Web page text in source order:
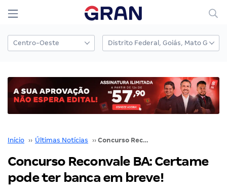
Início ›› Últimas Notícias ›› Concurso Reconvale BA: Certame pode ter banca em breve!
Concurso Reconvale BA: Certame
pode ter banca em breve!